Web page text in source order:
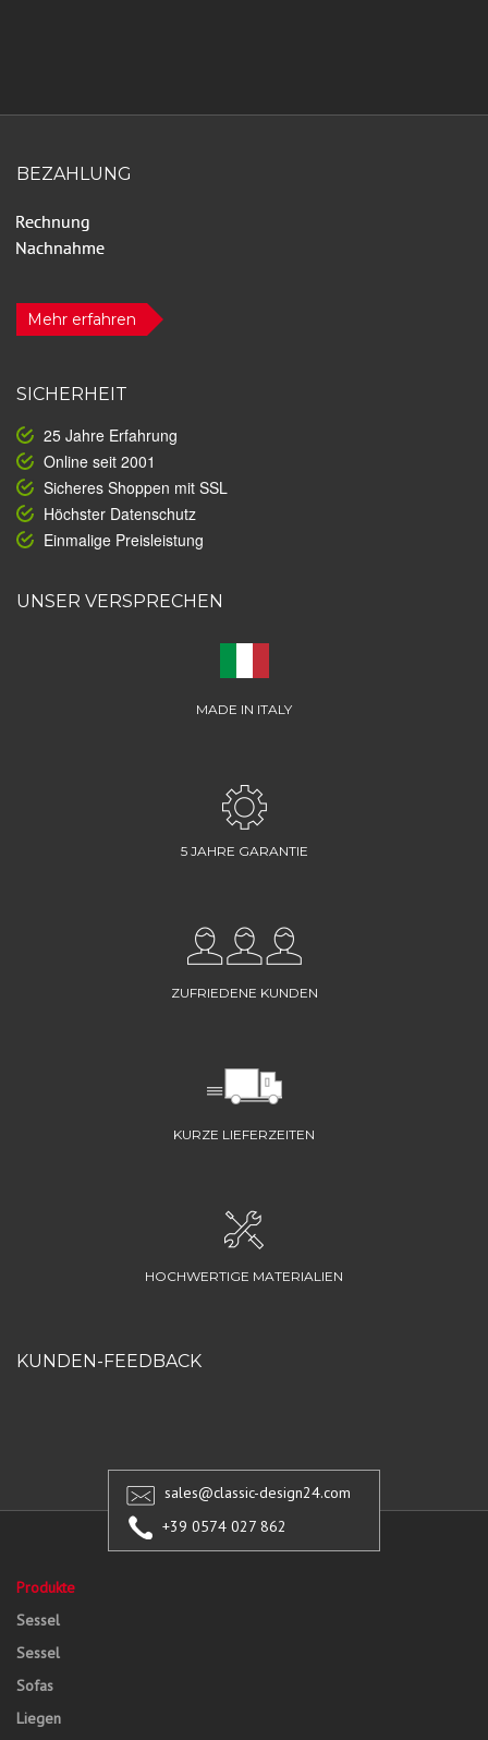
BEZAHLUNG
Mehr erfahren
SICHERHEIT
25 Jahre Erfahrung
Online seit 2001
Sicheres Shoppen mit SSL
Höchster Datenschutz
Einmalige Preisleistung
UNSER VERSPRECHEN
MADE IN ITALY
5 JAHRE GARANTIE
ZUFRIEDENE KUNDEN
KURZE LIEFERZEITEN
HOCHWERTIGE MATERIALIEN
KUNDEN-FEEDBACK
sales@classic-design24.com
+39 0574 027 862
Produkte
Sessel
Sessel
Sofas
Liegen